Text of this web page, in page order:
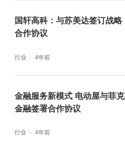
国轩高科：与苏美达签订战略
合作协议
行业 4年前
金融服务新模式 电动屋与菲克
金融签署合作协议
行业 4年前